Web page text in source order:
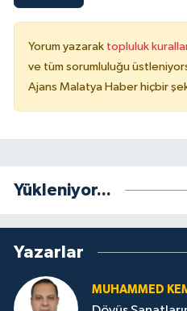
Yorum yazarak topluluk
ve tüm sorumluluğu
Ajans Malatya Haber hiçbir
Yükleniyor...
Yazarlar
MUHAMMED